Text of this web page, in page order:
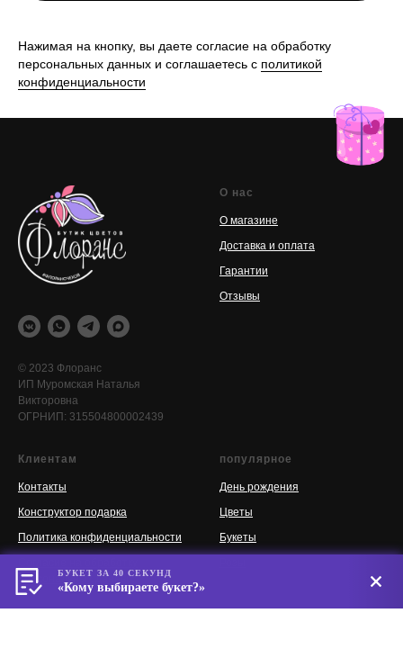
Нажимая на кнопку, вы даете согласие на обработку
персональных данных и соглашаетесь с политикой
конфиденциальности
© 2023 Флоранс
ИП Муромская Наталья
Викторовна
ОГРНИП: 315504800002439
О нас
О магазине
Доставка и оплата
Гарантии
Отзывы
Клиентам
Контакты
Конструктор подарка
Политика конфиденциальности
персональных данных
популярное
День рождения
Цветы
Букеты
БУКЕТ ЗА 40 СЕКУНД
«Кому выбираете букет?»